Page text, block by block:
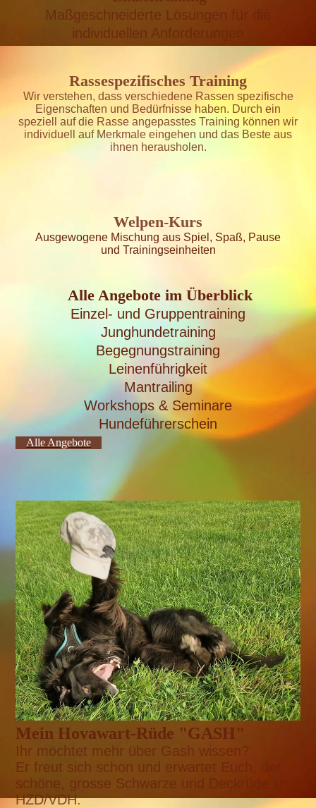
Maßgeschneiderte Lösungen
für die
individuellen Anforderungen
Rassespezifisches Training
Wir verstehen, dass verschiedene Rassen spezifische
Eigenschaften und Bedürfnisse haben. Durch ein
speziell auf die Rasse angepasstes Training können wir
individuell auf Merkmale eingehen und das Beste aus
ihnen herausholen.
Welpen-Kurs
Ausgewogene Mischung aus Spiel, Spaß, Pause
und Trainingseinheiten
Alle Angebote im Überblick
Einzel- und Gruppentraining
Junghundetraining
Begegnungstraining
Leinenführigkeit
Mantrailing
Workshops & Seminare
Hundeführerschein
Alle Angebote
Mein Hovawart-Rüde "GASH"
Ihr möchtet mehr über Gash wissen?
Er freut sich schon und erwartet Euch, der
schöne, grosse Schwarze und Deckrüde im
HZD/VDH.